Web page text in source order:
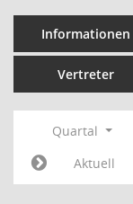
Informationen
Vertreter
Quartal
Aktuell